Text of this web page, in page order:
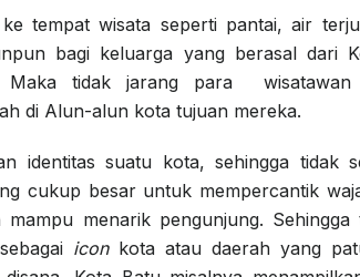
tempat wisata seperti pantai, air
bagi keluarga yang berasal dari
Maka tidak jarang para
di Alun-alun kota tujuan mereka.
identitas suatu kota, sehingga tidak
cukup besar untuk mempercantik
menarik pengunjung. Sehingga
icon kota atau daerah yang